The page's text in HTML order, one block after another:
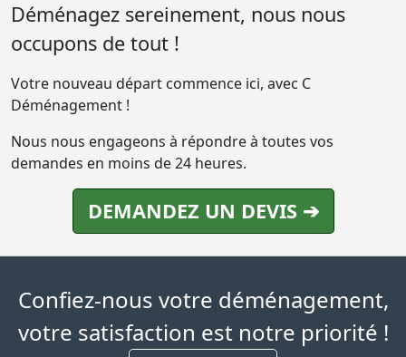
Déménagez sereinement, nous nous
occupons de tout !
Votre nouveau départ commence ici, avec C
Déménagement !
Nous nous engageons à répondre à toutes vos
demandes en moins de 24 heures.
DEMANDEZ UN DEVIS ➔
Confiez-nous votre déménagement,
votre satisfaction est notre priorité !